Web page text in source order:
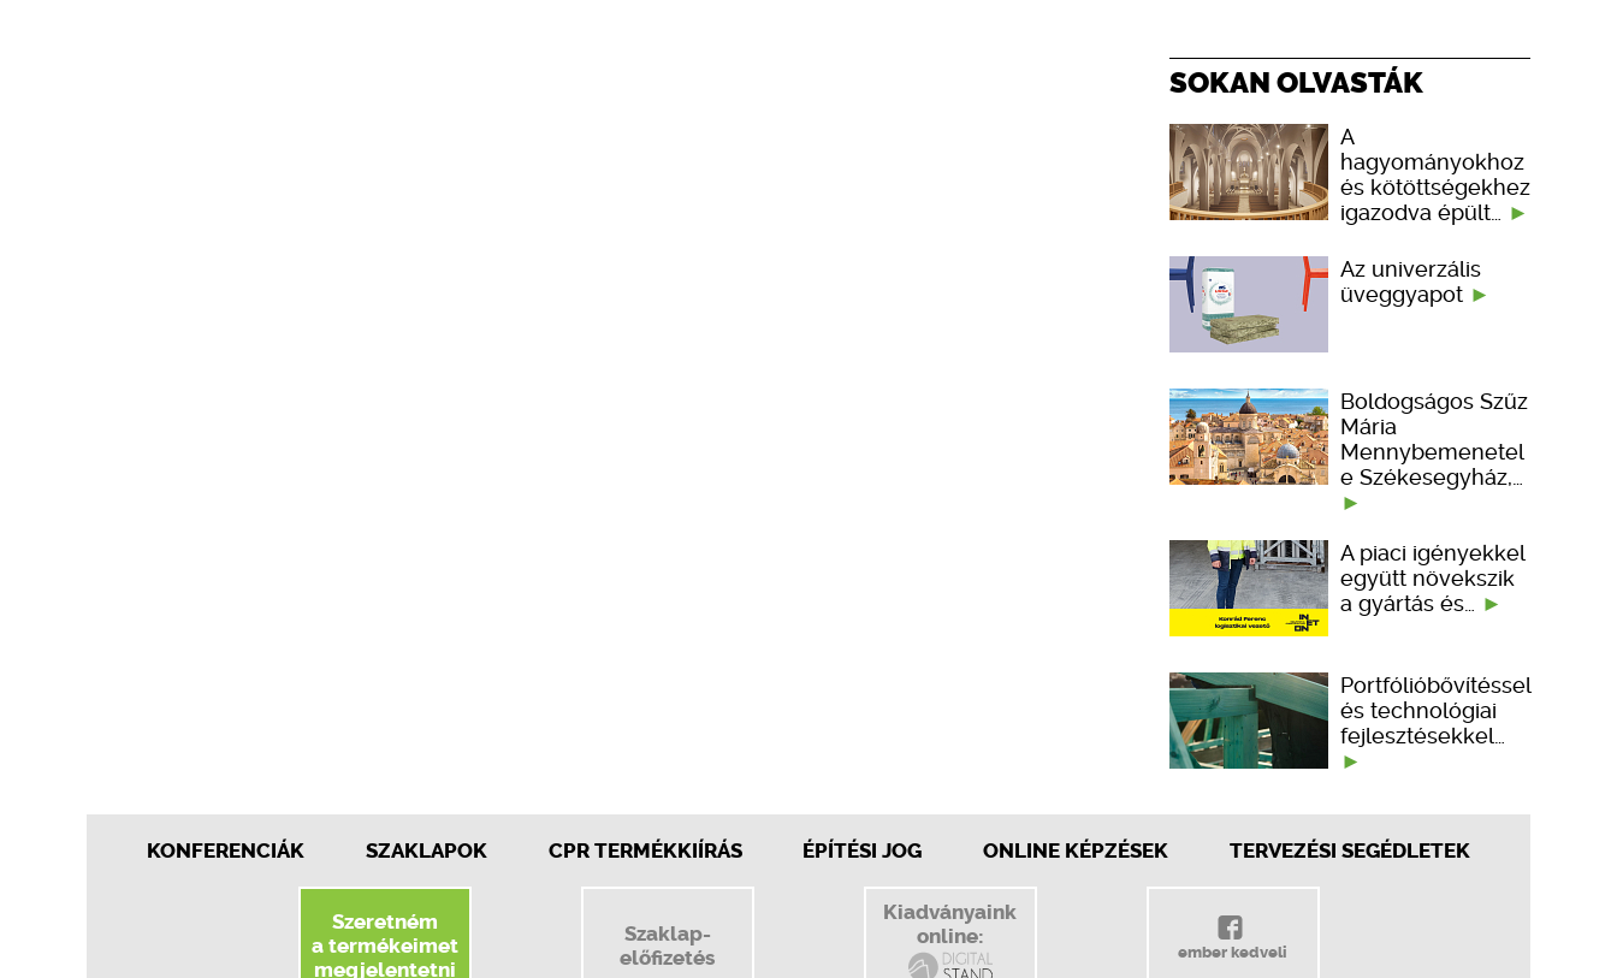
SOKAN OLVASTÁK
A
hagyományokhoz
és kötöttségekhez
igazodva épült…
Az univerzális
üveggyapot
Boldogságos Szűz
Mária
Mennybemenetel
e Székesegyház,…
A piaci igényekkel
együtt növekszik
a gyártás és…
Portfólióbővítéssel
és technológiai
fejlesztésekkel…
KONFERENCIÁK SZAKLAPOK CPR TERMÉKKIÍRÁS ÉPÍTÉSI JOG ONLINE KÉPZÉSEK TERVEZÉSI SEGÉDLETEK
Szeretném
a termékeimet
megjelentetni
Szaklap-
előfizetés
Kiadványaink
online:
ember kedveli